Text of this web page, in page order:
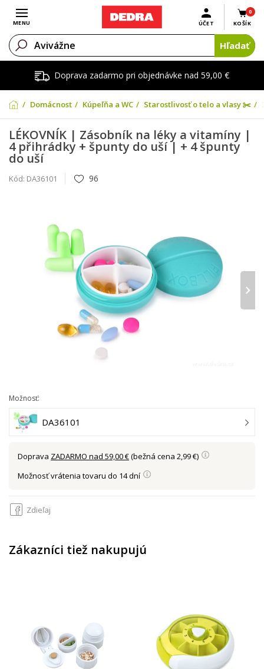
Doprava zadarmo pri objednávke nad 59,00 €
Otvoriť menu
MENU
0
KOŠÍK
ÚČET
Hľadať
Domácnosť Kúpeľňa a WC Starostlivosť o telo a vlasy ✂️
LÉKOVNÍK | Zásobník na léky a vitamíny |
4 přihrádky + špunty do uší | + 4 špunty
do uší
Kód: DA36101 96
›
Možnosť:
DA36101
Doprava ZADARMO nad 59,00 €(bežná cena 2,99 €)
Možnosť vrátenia tovaru do 14 dní
Zdieľaj
Zákazníci tiež nakupujú